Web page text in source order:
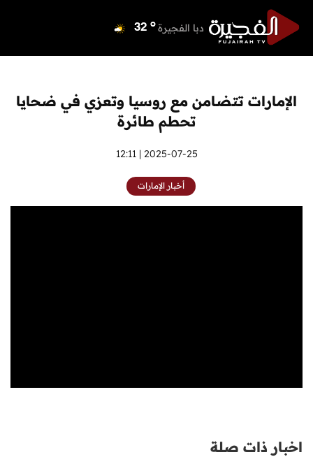
دبا الفجيرة 32 o
أم القيوين 34 o
راس الخيمة o
الفجيرة 32 o
الإمارات تتضامن مع روسيا وتعزي في ضحايا
تحطم طائرة
2025-07-25 | 12:11
أخبار الإمارات
اخبار ذات صلة